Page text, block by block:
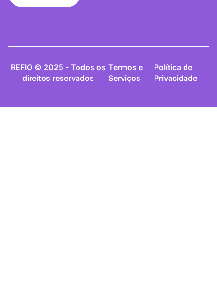
REFIO © 2025 - Todos os
direitos reservados
Termos e
Serviços
Política de
Privacidade